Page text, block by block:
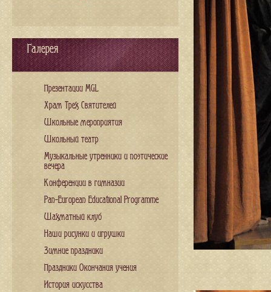
Галерея
Презентации MGL
Храм Трех Святителей
Школьные мероприятия
Школьный театр
Музыкальные утренники и поэтические
вечера
Конференции в гимназии
Pan-European Educational Programme
Шахматный клуб
Наши рисунки и игрушки
Зимние праздники
Праздники Окончания учения
История искусства